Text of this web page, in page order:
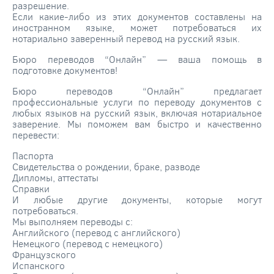
разрешение.
Если какие-либо из этих документов составлены на
иностранном языке, может потребоваться их
нотариально заверенный перевод на русский язык.
Бюро переводов “Онлайн” — ваша помощь в
подготовке документов!
Бюро переводов “Онлайн” предлагает
профессиональные услуги по переводу документов с
любых языков на русский язык, включая нотариальное
заверение. Мы поможем вам быстро и качественно
перевести:
Паспорта
Свидетельства о рождении, браке, разводе
Дипломы, аттестаты
Справки
И любые другие документы, которые могут
потребоваться.
Мы выполняем переводы с:
Английского (перевод с английского)
Немецкого (перевод с немецкого)
Французского
Испанского